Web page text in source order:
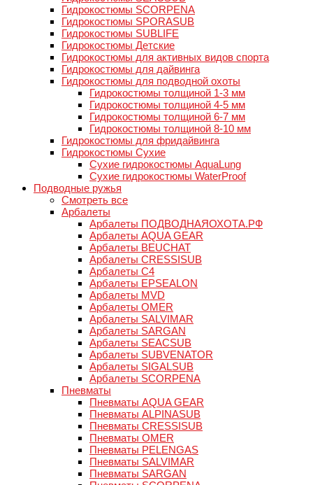
Гидрокостюмы SCORPENA
Гидрокостюмы SPORASUB
Гидрокостюмы SUBLIFE
Гидрокостюмы Детские
Гидрокостюмы для активных видов спорта
Гидрокостюмы для дайвинга
Гидрокостюмы для подводной охоты
Гидрокостюмы толщиной 1-3 мм
Гидрокостюмы толщиной 4-5 мм
Гидрокостюмы толщиной 6-7 мм
Гидрокостюмы толщиной 8-10 мм
Гидрокостюмы для фридайвинга
Гидрокостюмы Сухие
Сухие гидрокостюмы AquaLung
Сухие гидрокостюмы WaterProof
Подводные ружья
Смотреть все
Арбалеты
Арбалеты ПОДВОДНАЯОХОТА.РФ
Арбалеты AQUA GEAR
Арбалеты BEUCHAT
Арбалеты CRESSISUB
Арбалеты C4
Арбалеты EPSEALON
Арбалеты MVD
Арбалеты OMER
Арбалеты SALVIMAR
Арбалеты SARGAN
Арбалеты SEACSUB
Арбалеты SUBVENATOR
Арбалеты SIGALSUB
Арбалеты SCORPENA
Пневматы
Пневматы AQUA GEAR
Пневматы ALPINASUB
Пневматы CRESSISUB
Пневматы OMER
Пневматы PELENGAS
Пневматы SALVIMAR
Пневматы SARGAN